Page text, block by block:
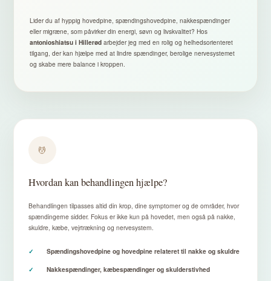
Lider du af hyppig hovedpine, spændingshovedpine, nakkespændinger
eller migræne, som påvirker din energi, søvn og livskvalitet? Hos
antonioshiatsu i Hillerød arbejder jeg med en rolig og helhedsorienteret
tilgang, der kan hjælpe med at lindre spændinger, berolige nervesystemet
og skabe mere balance i kroppen.
💆
Hvordan kan behandlingen hjælpe?
Behandlingen tilpasses altid din krop, dine symptomer og de områder, hvor
spændingerne sidder. Fokus er ikke kun på hovedet, men også på nakke,
skuldre, kæbe, vejrtrækning og nervesystem.
Spændingshovedpine og hovedpine relateret til nakke og skuldre
Nakkespændinger, kæbespændinger og skulderstivhed